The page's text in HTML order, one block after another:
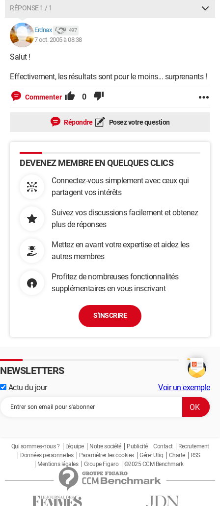
RÉPONSE 1 / 1
Erdnax 497
7 oct. 2005 à 08:38
Salut !
Effectivement, les résultats sont pour le moins... surprenants !
Commenter 0
Répondre Posez votre question
DEVENEZ MEMBRE EN QUELQUES CLICS
Connectez-vous simplement avec ceux qui
partagent vos intérêts
Suivez vos discussions facilement et obtenez
plus de réponses
Mettez en avant votre expertise et aidez les
autres membres
Profitez de nombreuses fonctionnalités
supplémentaires en vous inscrivant
S'INSCRIRE
NEWSLETTERS
Actu du jour Voir un exemple
Qui sommes-nous ? L'équipe Notre société Publicité Contact
Recrutement
Données personnelles
Paramétrer les cookies Gérer Utiq Charte
RSS
Mentions légales
Groupe Figaro ©2025 CCM Benchmark